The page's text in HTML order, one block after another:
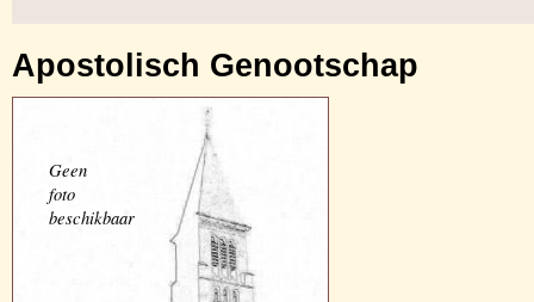
Apostolisch Genootschap
Geen
foto
beschikbaar